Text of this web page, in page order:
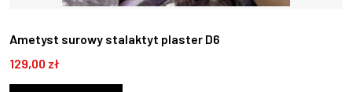
Ametyst surowy stalaktyt plaster D6
129,00 zł